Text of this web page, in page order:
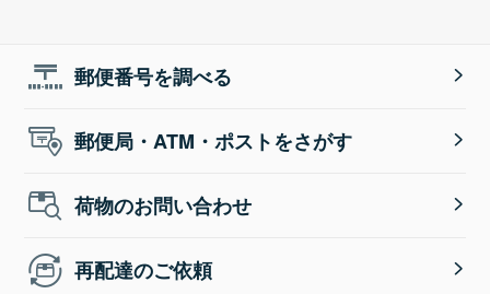
郵便番号を調べる
郵便局・ATM・ポストをさがす
荷物のお問い合わせ
再配達のご依頼